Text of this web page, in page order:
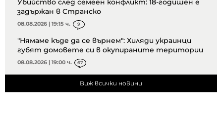
Убийство след семеен конфликт: 18-годишен е
задържан в Странско
08.08.2026 | 19:15 ч. 9
"Нямаме къде да се върнем": Хиляди украинци
губят домовете си в окупираните територии
08.08.2026 | 19:00 ч. 67
Виж всички новини